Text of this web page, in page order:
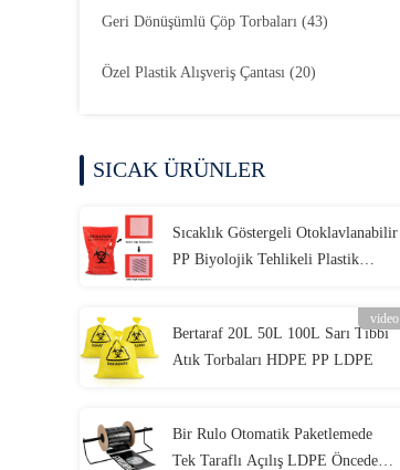
Geri Dönüşümlü Çöp Torbaları (43)
Özel Plastik Alışveriş Çantası (20)
SICAK ÜRÜNLER
Sıcaklık Göstergeli Otoklavlanabilir
PP Biyolojik Tehlikeli Plastik
video
Bertaraf 20L 50L 100L Sarı Tıbbi
Atık Torbaları HDPE PP LDPE
Bir Rulo Otomatik Paketlemede
Tek Taraflı Açılış LDPE Önceden